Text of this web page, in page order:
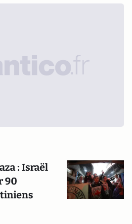
: Israël
90